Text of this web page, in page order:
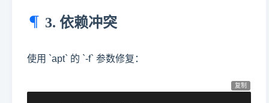
3. 依赖冲突
使用 `apt` 的 `-f` 参数修复：
复制